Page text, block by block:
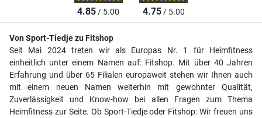
4.85/ 5.00 4.75/ 5.00
Von Sport-Tiedje zu Fitshop
Seit Mai 2024 treten wir als Europas Nr. 1 für Heimfitness
einheitlich unter einem Namen auf: Fitshop. Mit über 40 Jahren
Erfahrung und über 65 Filialen europaweit stehen wir Ihnen auch
mit einem neuen Namen weiterhin mit gewohnter Qualität,
Zuverlässigkeit und Know-how bei allen Fragen zum Thema
Heimfitness zur Seite. Ob Sport-Tiedje oder Fitshop: Wir freuen uns